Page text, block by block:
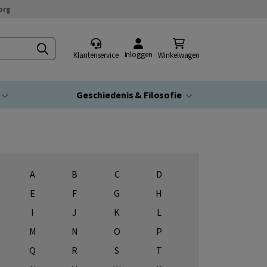
Klantenservice Inloggen Winkelwagen
Geschiedenis & Filosofie
A B C
D
E
F G
H
I
J K
L
M
N O
P
Q
R S
T